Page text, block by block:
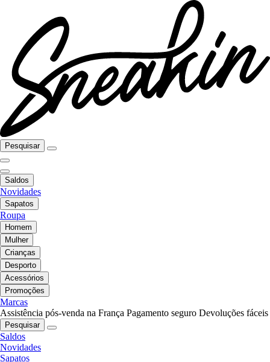
Pesquisar
Saldos
Novidades
Sapatos
Roupa
Homem
Mulher
Crianças
Desporto
Acessórios
Promoções
Marcas
Assistência pós-venda na França Pagamento seguro Devoluções fáceis
Pesquisar
Saldos
Novidades
Sapatos